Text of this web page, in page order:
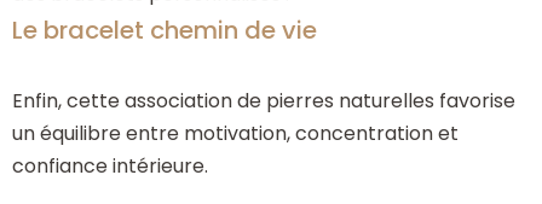
Le bracelet chemin de vie
Enfin, cette association de pierres naturelles favorise
un équilibre entre motivation, concentration et
confiance intérieure.